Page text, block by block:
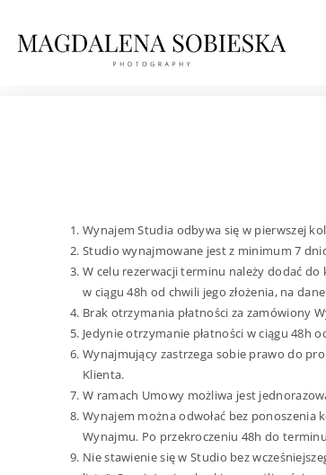
Wynajem Studia odbywa się w pierwszej
Studio wynajmowane jest z minimum 7
W celu rezerwacji terminu należy dodać
w ciągu 48h od chwili jego złożenia, na
Brak otrzymania płatności za zamówiony
Jedynie otrzymanie płatności w ciągu 48h
Wynajmujący zastrzega sobie prawo do
Klienta.
W ramach Umowy możliwa jest
Wynajem można odwołać bez
Wynajmu. Po przekroczeniu 48h do
Nie stawienie się w Studio bez